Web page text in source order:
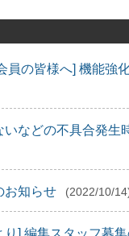
員の皆様へ] 機能強
などの不具合発生
お知らせ (2022/10/
り] 編集スタッフ募